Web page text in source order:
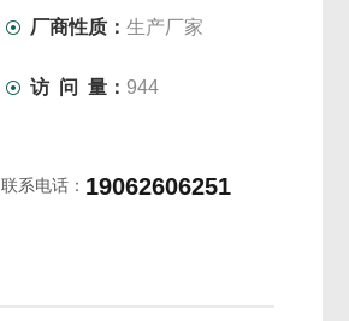
厂商性质：生产厂家
访 问 量： 944
联系电话： 19062606251